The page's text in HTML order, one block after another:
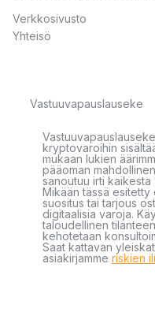
Verkkosivusto
Yhteisö
Vastuuvapauslauseke
kryptovaroihin
mukaan lukien
pääoman
sanoutuu irti kaikesta
Mikään tässä esitetty
suositus tai tarjous
digitaalisia varoja.
taloudellinen
kehotetaan
Saat kattavan
asiakirjamme riskien